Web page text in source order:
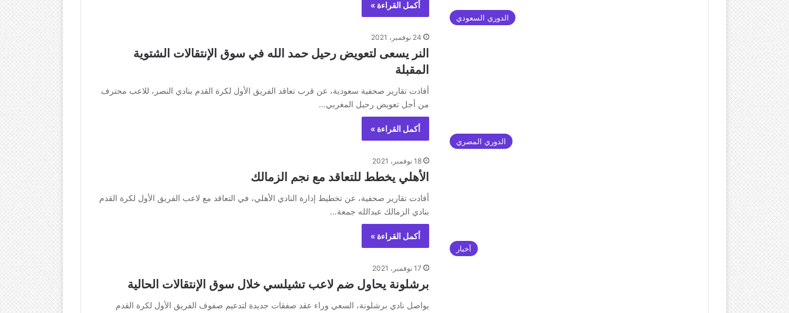
أكمل القراءة »
الدوري السعودي
24 نوفمبر، 2021
النر يسعى لتعويض رحيل حمد الله في سوق الإنتقالات الشتوية
المقبلة
أفادت تقارير صحفية سعودية، عن قرب تعاقد الفريق الأول لكرة القدم بنادي النصر، للاعب محترف
من أجل تعويض رحيل المغربي…
أكمل القراءة »
الدوري المصري
18 نوفمبر، 2021
الأهلي يخطط للتعاقد مع نجم الزمالك
أفادت تقارير صحفية، عن تخطيط إدارة النادي الأهلي، في التعاقد مع لاعب الفريق الأول لكرة القدم
بنادي الزمالك عبدالله جمعة…
أكمل القراءة »
أخبار
17 نوفمبر، 2021
برشلونة يحاول ضم لاعب تشيلسي خلال سوق الإنتقالات الحالية
يواصل نادي برشلونة، السعي وراء عقد صفقات جديدة لتدعيم صفوف الفريق الأول لكرة القدم